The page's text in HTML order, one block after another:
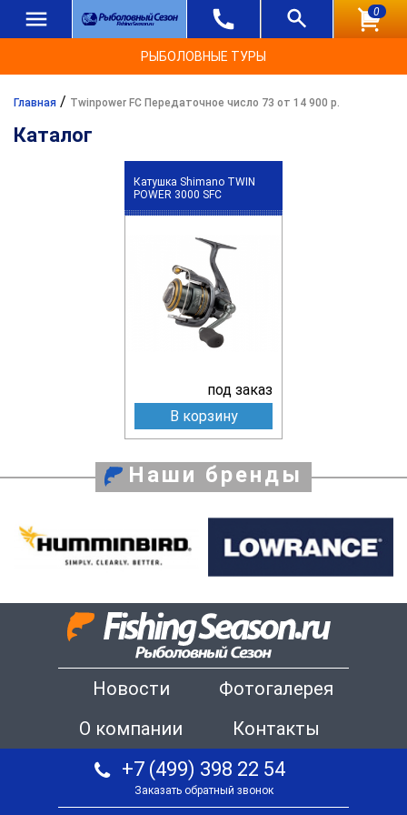
0
РЫБОЛОВНЫЕ ТУРЫ
Главная / Twinpower FC Передаточное число 73 от 14 900 р.
Каталог
Катушка Shimano TWIN
POWER 3000 SFC
под заказ
В корзину
Наши бренды
Новости
Фотогалерея
О компании
Контакты
+7 (499) 398 22 54
Заказать обратный звонок